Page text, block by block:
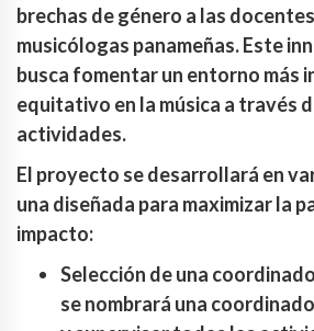
brechas de género a las
musicólogas panameñas. Este
busca fomentar un entorno más
equitativo en la música a través
actividades.
El proyecto se desarrollará en
una diseñada para maximizar la
impacto:
Selección de una
se nombrará una